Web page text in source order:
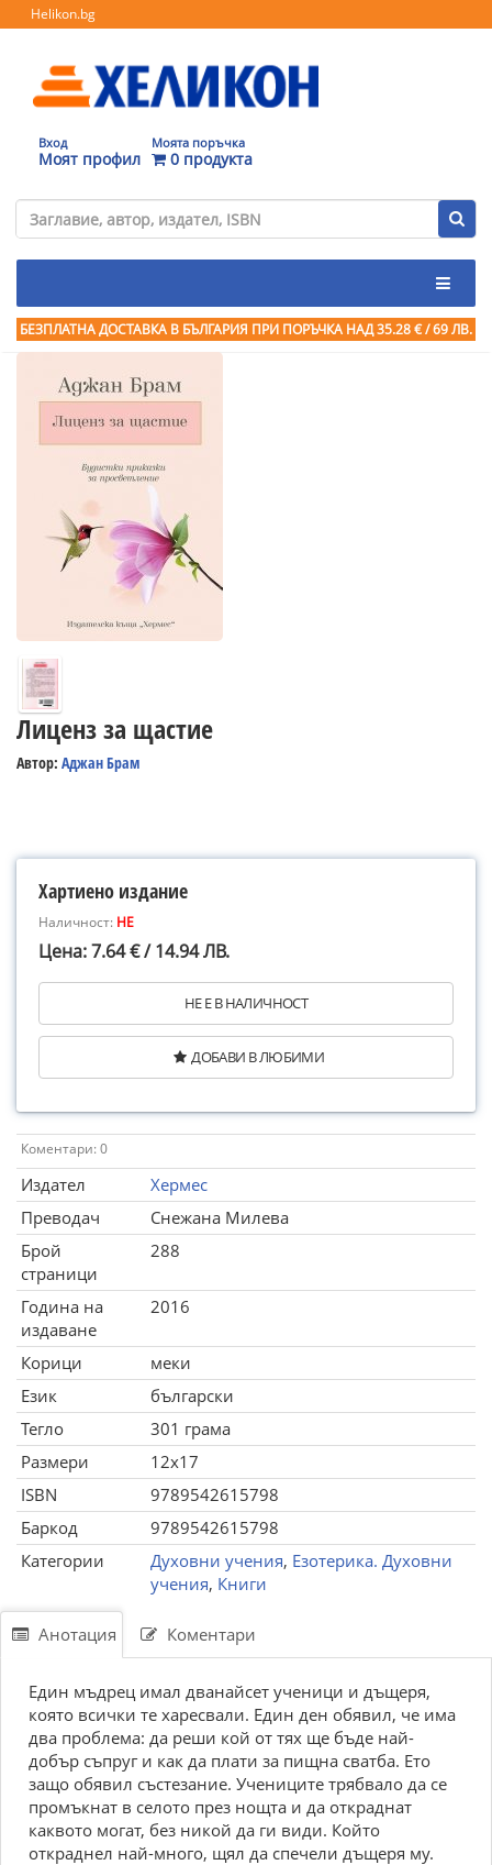
Helikon.bg
Вход
Моят профил
Моята поръчка
0 продукта
БЕЗПЛАТНА ДОСТАВКА В БЪЛГАРИЯ ПРИ ПОРЪЧКА НАД 35.28 € / 69 ЛВ.
Лиценз за щастие
Автор: Аджан Брам
Хартиено издание
Наличност: НЕ
Цена: 7.64 € / 14.94 ЛВ.
НЕ Е В НАЛИЧНОСТ
ДОБАВИ В ЛЮБИМИ
Коментари: 0
Издател
Хермес
Преводач
Снежана Милева
Брой
страници
288
Година на
издаване
2016
Корици
меки
Език
български
Тегло
301 грама
Размери
12x17
ISBN
9789542615798
Баркод
9789542615798
Категории
Духовни учения, Езотерика. Духовни
учения, Книги
Анотация Коментари
Един мъдрец имал дванайсет ученици и дъщеря,
която всички те харесвали. Един ден обявил, че има
два проблема: да реши кой от тях ще бъде най-
добър съпруг и как да плати за пищна сватба. Ето
защо обявил състезание. Учениците трябвало да се
промъкнат в селото през нощта и да откраднат
каквото могат, без никой да ги види. Който
откраднел най-много, щял да спечели дъщеря му.